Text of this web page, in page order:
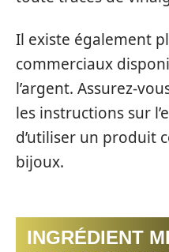
Il existe également
commerciaux
l’argent. Assurez-
les instructions sur
d’utiliser un produit
bijoux.
INGRÉDIENT